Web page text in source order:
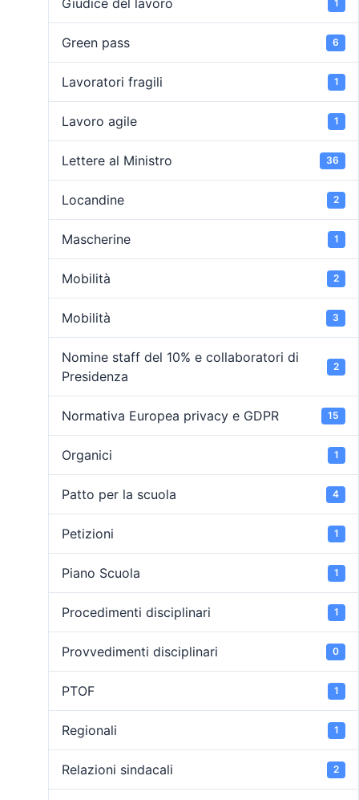
Giudice del lavoro 1
Green pass 6
Lavoratori fragili 1
Lavoro agile 1
Lettere al Ministro 36
Locandine 2
Mascherine 1
Mobilità 2
Mobilità 3
Nomine staff del 10% e collaboratori di
Presidenza
2
Normativa Europea privacy e GDPR 15
Organici 1
Patto per la scuola 4
Petizioni 1
Piano Scuola 1
Procedimenti disciplinari 1
Provvedimenti disciplinari 0
PTOF 1
Regionali 1
Relazioni sindacali 2